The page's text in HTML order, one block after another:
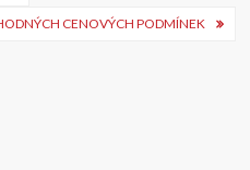
CENOVÝCH PODMÍNEK